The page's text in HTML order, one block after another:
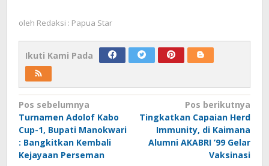
oleh Redaksi : Papua Star
Ikuti Kami Pada
Navigasi
pos
Pos sebelumnya
Turnamen Adolof Kabo
Cup-1, Bupati Manokwari
: Bangkitkan Kembali
Kejayaan Perseman
Pos berikutnya
Tingkatkan Capaian Herd
Immunity, di Kaimana
Alumni AKABRI ’99 Gelar
Vaksinasi